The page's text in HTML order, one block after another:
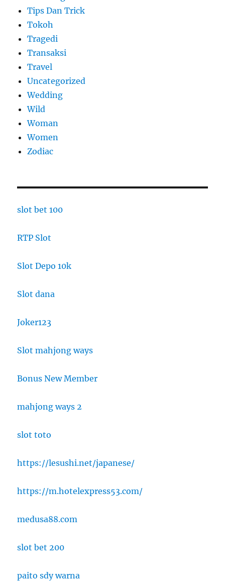
Tips Dan Trick
Tokoh
Tragedi
Transaksi
Travel
Uncategorized
Wedding
Wild
Woman
Women
Zodiac
slot bet 100
RTP Slot
Slot Depo 10k
Slot dana
Joker123
Slot mahjong ways
Bonus New Member
mahjong ways 2
slot toto
https://lesushi.net/japanese/
https://m.hotelexpress53.com/
medusa88.com
slot bet 200
paito sdy warna